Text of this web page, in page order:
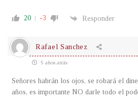
20 -3 Responder
Rafael Sanchez
5 años atrás
Señores habrán los ojos, se robará el
años, es importante NO darle todo el